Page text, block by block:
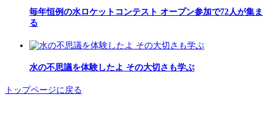
毎年恒例の水ロケットコンテスト オープン参加で72人が集ま
る
水の不思議を体験したよ その大切さも学ぶ
トップページに戻る